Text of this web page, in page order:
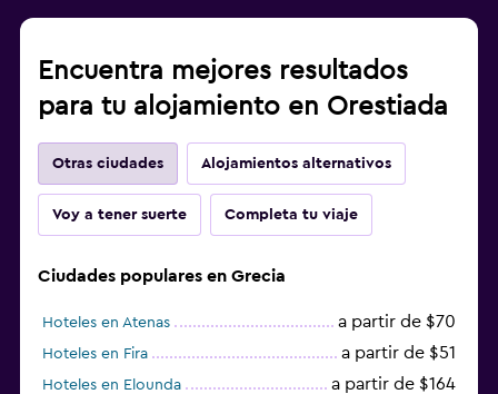
Encuentra mejores resultados
para tu alojamiento en Orestiada
Otras ciudades Alojamientos alternativos
Voy a tener suerte Completa tu viaje
Ciudades populares en Grecia
Hoteles en Atenas a partir de $70
Hoteles en Fira a partir de $51
Hoteles en Elounda a partir de $164